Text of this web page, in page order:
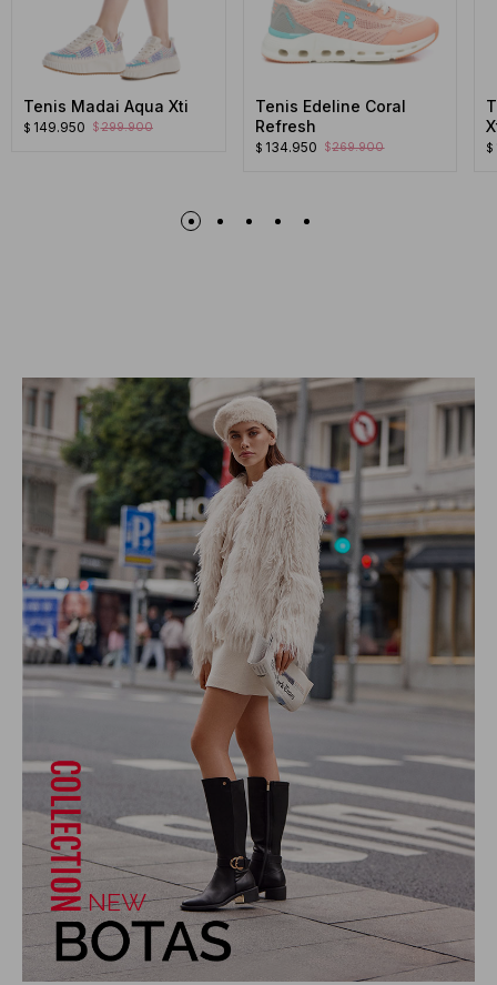
Tenis Madai Aqua Xti
$299.900
$ 149.950
Tenis Edeline Coral
Refresh
$269.900
$ 134.950 $